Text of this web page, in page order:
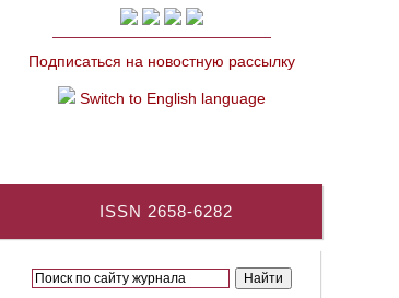
Подписаться на новостную рассылку
Switch to English language
ISSN 2658-6282